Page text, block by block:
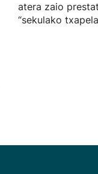
atera zaio
“sekulako